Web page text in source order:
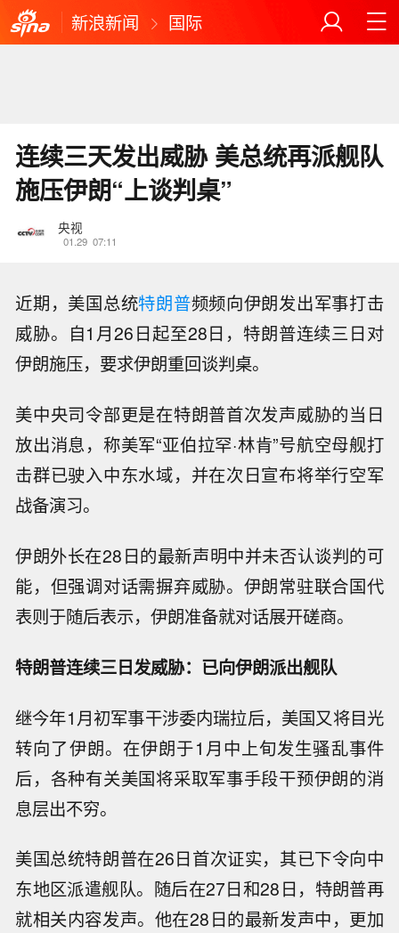
新浪新闻 国际
连续三天发出威胁 美总统再派舰队
施压伊朗“上谈判桌”
央视
01.29 07:11
近期，美国总统特朗普频频向伊朗发出军事打击
威胁。自1月26日起至28日，特朗普连续三日对
伊朗施压，要求伊朗重回谈判桌。
美中央司令部更是在特朗普首次发声威胁的当日
放出消息，称美军“亚伯拉罕·林肯”号航空母舰打
击群已驶入中东水域，并在次日宣布将举行空军
战备演习。
伊朗外长在28日的最新声明中并未否认谈判的可
能，但强调对话需摒弃威胁。伊朗常驻联合国代
表则于随后表示，伊朗准备就对话展开磋商。
特朗普连续三日发威胁：已向伊朗派出舰队
继今年1月初军事干涉委内瑞拉后，美国又将目光
转向了伊朗。在伊朗于1月中上旬发生骚乱事件
后，各种有关美国将采取军事手段干预伊朗的消
息层出不穷。
美国总统特朗普在26日首次证实，其已下令向中
东地区派遣舰队。随后在27日和28日，特朗普再
就相关内容发声。他在28日的最新发声中，更加